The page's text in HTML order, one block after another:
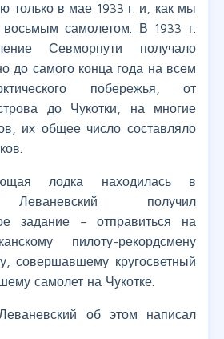
только в мае 1933 г. и, как мы
самолетом. В 1933 г.
Севморпути получало
до самого конца года на всем
побережья, от
до Чукотки, на многие
их общее число составляло
лодка находилась в
Леваневский получил
задание – отправиться на
пилоту-рекордсмену
совершавшему кругосветный
самолет на Чукотке.
об этом написал